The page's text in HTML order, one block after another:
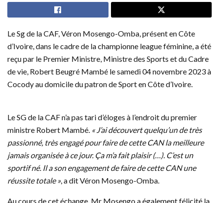
Le Sg de la CAF, Véron Mosengo-Omba, présent en Côte
d’Ivoire, dans le cadre de la championne league féminine, a été
reçu par le Premier Ministre, Ministre des Sports et du Cadre
de vie, Robert Beugré Mambé le samedi 04 novembre 2023 à
Cocody au domicile du patron de Sport en Côte d’Ivoire.
Le SG de la CAF n’a pas tari d’éloges à l’endroit du premier
ministre Robert Mambé. « J’ai découvert quelqu’un de très
passionné, très engagé pour faire de cette CAN la meilleure
jamais organisée à ce jour. Ça m’a fait plaisir (…). C’est un
sportif né. Il a son engagement de faire de cette CAN une
réussite totale », a dit Véron Mosengo-Omba.
Au cours de cet échange, Mr Mosengo a également félicité la